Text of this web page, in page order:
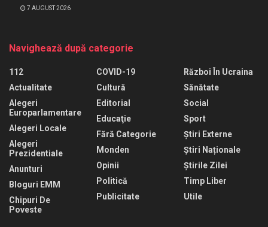
7 AUGUST 2026
Navighează după categorie
112
Actualitate
Alegeri
Europarlamentare
Alegeri Locale
Alegeri
Prezidentiale
Anunturi
Bloguri EMM
Chipuri De
Poveste
COVID-19
Cultură
Editorial
Educaţie
Fără Categorie
Monden
Opinii
Politică
Publicitate
Război În Ucraina
Sănătate
Social
Sport
Știri Externe
Știri Naționale
Știrile Zilei
Timp Liber
Utile